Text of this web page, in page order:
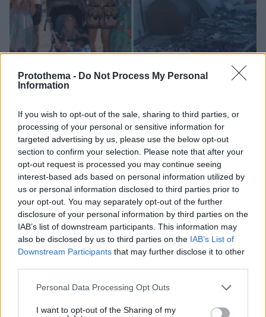
Protothema - Do Not Process My Personal
Information
If you wish to opt-out of the sale, sharing to third parties, or
processing of your personal or sensitive information for
targeted advertising by us, please use the below opt-out
section to confirm your selection. Please note that after your
opt-out request is processed you may continue seeing
interest-based ads based on personal information utilized by
us or personal information disclosed to third parties prior to
your opt-out. You may separately opt-out of the further
disclosure of your personal information by third parties on the
IAB’s list of downstream participants. This information may
also be disclosed by us to third parties on the IAB’s List of
Downstream Participants that may further disclose it to other
Please note that this website/app uses one or more Google
not limited to your visit or usage behaviour. You may click to
Personal Data Processing Opt Outs
I want to opt-out of the Sharing of my
Ζευγάρι Βρετανών με 3 παιδιά πούλησαν τα πάντα
για να αγοράσουν σπίτι στην Αιγιάλεια,
καταστράφηκε από την πυρκαγιά λίγο πριν
μετακομίσουν, φωτογραφίες